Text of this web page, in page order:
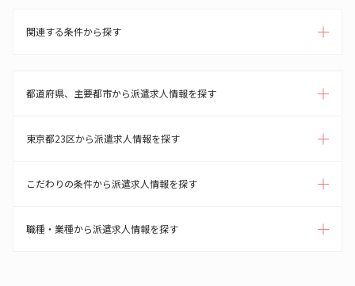
関連する条件から探す
都道府県、主要都市から派遣求人情報を探す
東京都23区から派遣求人情報を探す
こだわりの条件から派遣求人情報を探す
職種・業種から派遣求人情報を探す